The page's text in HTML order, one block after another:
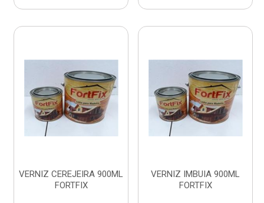
VERNIZ CEREJEIRA 900ML
FORTFIX
VERNIZ IMBUIA 900ML
FORTFIX